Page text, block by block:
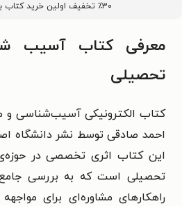
٪۳۰ تخفیف اولین خرید کتاب با کد
معرفی کتاب آسیب
تحصیلی
کتاب الکترونیکی آسیب‌شناسی و
احمد صادقی توسط نشر دانشگاه
این کتاب اثری تخصصی در
تحصیلی است که به بررسی
راهکارهای مشاوره‌ای برای